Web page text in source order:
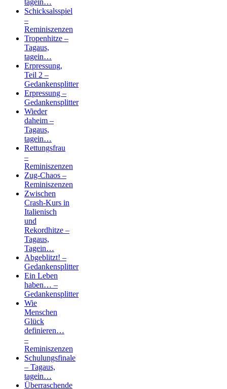
tagein…
Schicksalsspiel
–
Reminiszenzen
Tropenhitze –
Tagaus,
tagein…
Erpressung,
Teil 2 –
Gedankensplitter
Erpressung –
Gedankensplitter
Wieder
daheim –
Tagaus,
tagein…
Rettungsfrau
–
Reminiszenzen
Zug-Chaos –
Reminiszenzen
Zwischen
Crash-Kurs in
Italienisch
und
Rekordhitze –
Tagaus,
Tagein…
Abgeblitzt! –
Gedankensplitter
Ein Leben
haben… –
Gedankensplitter
Wie
Menschen
Glück
definieren…
–
Reminiszenzen
Schulungsfinale
– Tagaus,
tagein…
Überraschende